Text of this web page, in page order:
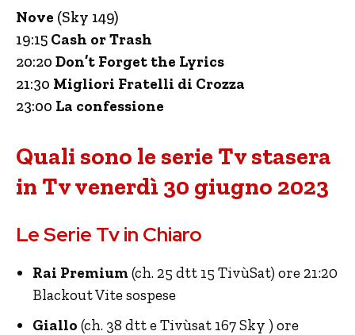
Nove (Sky 149)
19:15 Cash or Trash
20:20 Don’t Forget the Lyrics
21:30 Migliori Fratelli di Crozza
23:00 La confessione
Quali sono le serie Tv stasera
in Tv venerdì 30 giugno 2023
Le Serie Tv in Chiaro
Rai Premium(ch. 25 dtt 15 TivùSat) ore 21:20
Blackout Vite sospese
Giallo (ch. 38 dtt e Tivùsat 167 Sky ) ore